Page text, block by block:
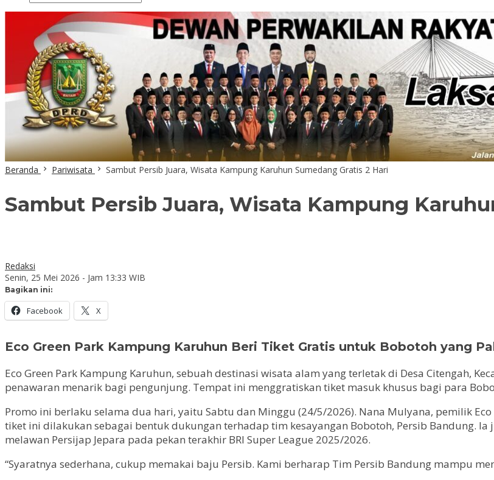
Beranda Pariwisata Sambut Persib Juara, Wisata Kampung Karuhun Sumedang Gratis 2 Hari
Sambut Persib Juara, Wisata Kampung
Redaksi
Senin, 25 Mei 2026 - Jam 13:33 WIB
Bagikan ini:
Facebook X
Eco Green Park Kampung Karuhun Beri Tiket Gratis untuk Bobotoh yang
Eco Green Park Kampung Karuhun, sebuah destinasi wisata alam yang terletak di Desa Citengah,
penawaran menarik bagi pengunjung. Tempat ini menggratiskan tiket masuk khusus bagi para
Promo ini berlaku selama dua hari, yaitu Sabtu dan Minggu (24/5/2026). Nana Mulyana, pemilik
tiket ini dilakukan sebagai bentuk dukungan terhadap tim kesayangan Bobotoh, Persib Bandung.
melawan Persijap Jepara pada pekan terakhir BRI Super League 2025/2026.
“Syaratnya sederhana, cukup memakai baju Persib. Kami berharap Tim Persib Bandung mampu